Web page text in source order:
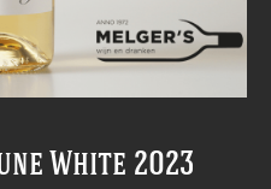
White 2023